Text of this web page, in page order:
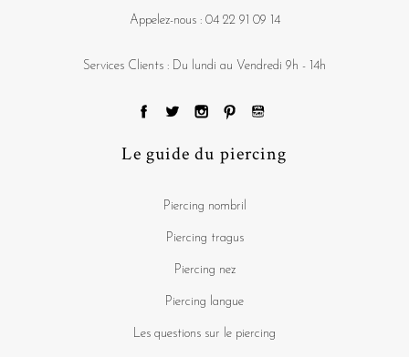
Appelez-nous : 04 22 91 09 14
Services Clients : Du lundi au Vendredi 9h - 14h
Le guide du piercing
Piercing nombril
Piercing tragus
Piercing nez
Piercing langue
Les questions sur le piercing